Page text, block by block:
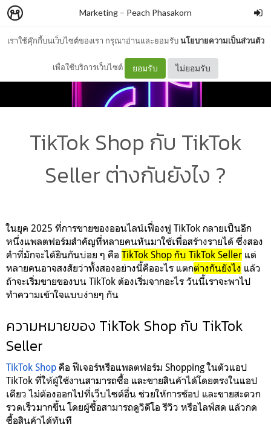
เราใช้คุ๊กกี้บนเว็บไซต์ของเรา กรุณาอ่านและยอมรับนโยบายความเป็นส่วนตัว
เพื่อใช้บริการเว็บไซต์ ยอมรับ ไม่ยอมรับ
Marketing – Peach Phasakorn
TikTok Shop กับ TikTok
Seller ต่างกันยังไง ?
ในยุค 2025 ที่การขายของออนไลน์เฟื่องฟู TikTok กลายเป็นอีก
หนึ่งแพลตฟอร์มสำคัญที่หลายคนหันมาใช้เพื่อสร้างรายได้ ซึ่งสอง
คำที่มักจะได้ยินกันบ่อย ๆ คือ TikTok Shop กับ TikTok Seller แต่
หลายคนอาจสงสัยว่าทั้งสองอย่างนี้คืออะไร แตกต่างกันยังไง แล้ว
ถ้าจะเริ่มขายของบน TikTok ต้องเริ่มจากอะไร วันนี้เราจะพาไป
ทำความเข้าใจแบบง่ายๆ กัน
ความหมายของ TikTok Shop กับ TikTok
Seller
TikTok Shop คือ ฟีเจอร์หรือแพลตฟอร์ม Shopping ในตัวแอป
TikTok ที่ให้ผู้ใช้งานสามารถซื้อ และขายสินค้าได้โดยตรงในแอป
เดียว ไม่ต้องออกไปที่เว็บไซต์อื่น ช่วยให้การช้อป และขายสะดวก
รวดเร็วมากขึ้น โดยผู้ซื้อสามารถดูวิดีโอ รีวิว หรือไลฟ์สด แล้วกด
ซื้อสินค้าได้ทันที